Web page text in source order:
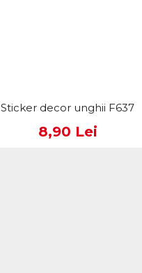
Sticker decor unghii F637
8,90 Lei